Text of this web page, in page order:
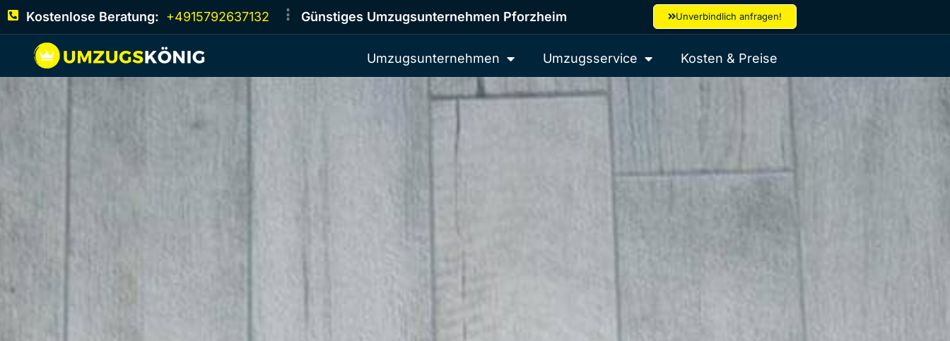
Kostenlose Beratung: +4915792637132 Günstiges Umzugsunternehmen Pforzheim Unverbindlich anfragen!
Umzugsunternehmen Umzugsservice Kosten & Preise